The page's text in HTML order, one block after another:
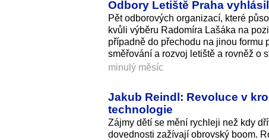
Odbory Letiště Praha
Pět odborových organizací, které
kvůli výběru Radomíra Lašáka na
případně do přechodu na jinou
směřování a rozvoj letiště a rovněž o
minulý měsíc
Jakub Reindl: Revoluce v
technologie
Zájmy dětí se mění rychleji než kdy
dovednosti zažívají obrovský boom.